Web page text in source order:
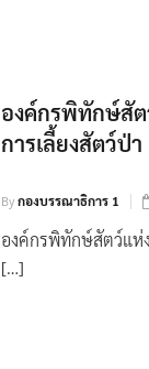
องค์กรพิทักษ์สั
การเลี้ยงสัตว์ป่า
Byกองบรรณาธิการ 1
องค์กรพิทักษ์สัตว์แห่
[…]